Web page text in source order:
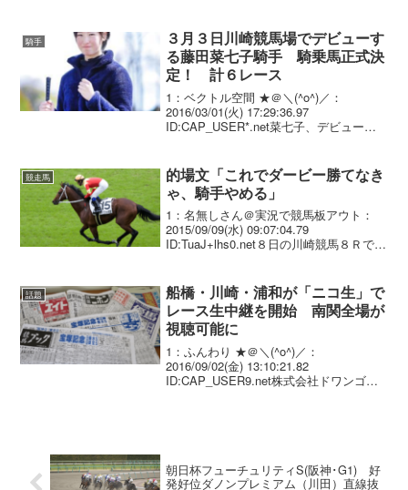
騎手
３月３日川崎競馬場でデビューす
る藤田菜七子騎手 騎乗馬正式決
定！ 計６レース
1：ベクトル空間 ★＠＼(^o^)／：
2016/03/01(火) 17:29:36.97
ID:CAP_USER*.net菜七子、デビューの
ーで、３日の地方・川崎競馬...
競走馬
的場文「これでダービー勝てなき
ゃ、騎手やめる」
1：名無しさん＠実況で競馬板アウト：
2015/09/09(水) 09:07:04.79
ID:TuaJ+lhs0.net８日の川崎競馬８Ｒで２
賞（１５００メートル）が行...
話題
船橋・川崎・浦和が「ニコ生」で
レース生中継を開始 南関全場が
視聴可能に
1：ふんわり ★＠＼(^o^)／：
2016/09/02(金) 13:10:21.82
ID:CAP_USER9.net株式会社ドワンゴ
朝日杯フューチュリティS(阪神･G1) 好
発好位ダノンプレミアム（川田）直線抜